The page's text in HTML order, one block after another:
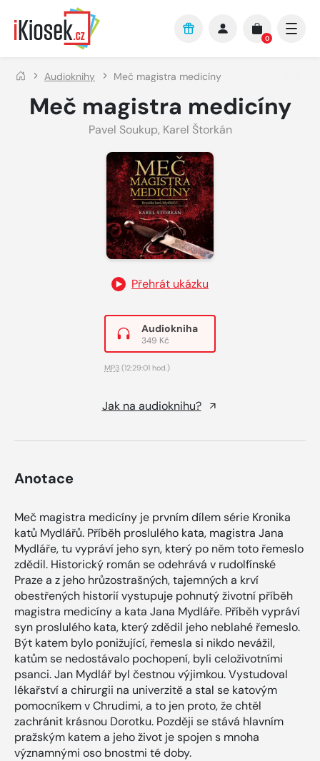
Přejít na hlavní obsah
0
Audioknihy Meč magistra medicíny
Meč magistra medicíny
Pavel Soukup, Karel Štorkán
Přehrát ukázku
Audiokniha
349 Kč
MP3 (12:29:01 hod.)
Jak na audioknihu?
Anotace
Meč magistra medicíny je prvním dílem série Kronika
katů Mydlářů. Příběh proslulého kata, magistra Jana
Mydláře, tu vypráví jeho syn, který po něm toto řemeslo
zdědil. Historický román se odehrává v rudolfínské
Praze a z jeho hrůzostrašných, tajemných a krví
obestřených historií vystupuje pohnutý životní příběh
magistra medicíny a kata Jana Mydláře. Příběh vypráví
syn proslulého kata, který zdědil jeho neblahé řemeslo.
Být katem bylo ponižující, řemesla si nikdo nevážil,
katům se nedostávalo pochopení, byli celoživotními
psanci. Jan Mydlář byl čestnou výjimkou. Vystudoval
lékařství a chirurgii na univerzitě a stal se katovým
pomocníkem v Chrudimi, a to jen proto, že chtěl
zachránit krásnou Dorotku. Později se stává hlavním
pražským katem a jeho život je spojen s mnoha
významnými oso bnostmi té doby.